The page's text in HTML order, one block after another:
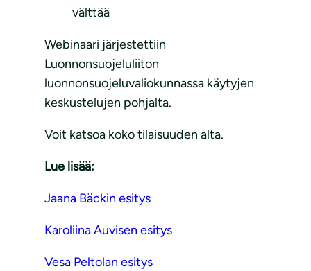
välttää
Webinaari järjestettiin
Luonnonsuojeluliiton
luonnonsuojeluvaliokunnassa käytyjen
keskustelujen pohjalta.
Voit katsoa koko tilaisuuden alta.
Lue lisää:
Jaana Bäckin esitys
Karoliina Auvisen esitys
Vesa Peltolan esitys